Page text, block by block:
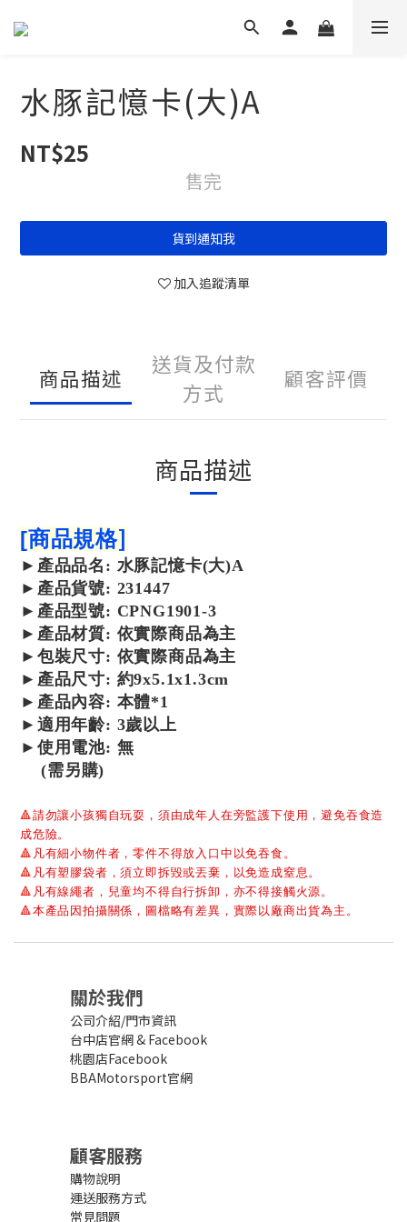
水豚記憶卡(大)A
NT$25
售完
貨到通知我
加入追蹤清單
商品描述
送貨及付款
方式
顧客評價
商品描述
[商品規格]
► 產品品名: 水豚記憶卡(大)A
► 產品貨號: 231447
► 產品型號: CPNG1901-3
► 產品材質: 依實際商品為主
►包裝尺寸: 依實際商品為主
►產品尺寸: 約9x5.1x1.3cm
►產品內容: 本體*1
►適用年齡: 3歲以上
►使用電池: 無
(需另購)
🔺請勿讓小孩獨自玩耍，須由成年人在旁監護下使用，避免吞食造
成危險。
🔺 凡有細小物件者，零件不得放入口中以免吞食。
🔺 凡有塑膠袋者，須立即拆毀或丟棄，以免造成窒息。
🔺 凡有線繩者，兒童均不得自行拆卸，亦不得接觸火源。
🔺本產品因拍攝關係，圖檔略有差異，實際以廠商出貨為主。
關於我們
公司介紹/門市資訊
台中店官網& Facebook
桃園店Facebook
BBAMotorsport官網
顧客服務
購物說明
運送服務方式
常見問題